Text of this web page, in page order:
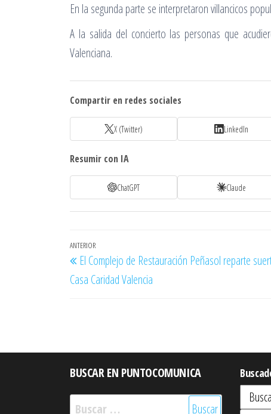
En la segunda parte se interpretaron villancicos
A la salida del concierto las personas que
Valenciana.
Compartir en redes sociales
X (Twitter) LinkedIn
Resumir con IA
ChatGPT Claude
Navegación
de
entradas
Entrada
anterior
ANTERIOR
El Complejo de Restauración Peñasol reparte
Casa Caridad Valencia
BUSCAR EN PUNTOCOMUNICA
Buscar: